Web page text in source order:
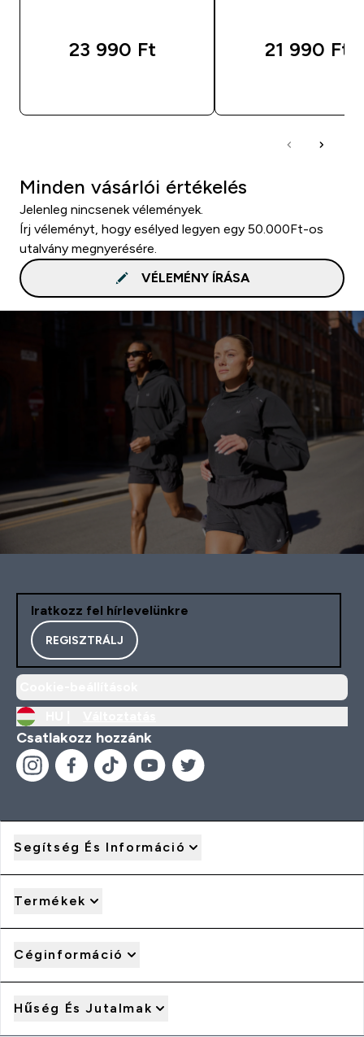
23 990 Ft‎ 21 990 Ft‎
Minden vásárlói értékelés
Jelenleg nincsenek vélemények.
Írj véleményt, hogy esélyed legyen egy 50.000Ft-os
utalvány megnyerésére.
VÉLEMÉNY ÍRÁSA
Iratkozz fel hírlevelünkre
REGISZTRÁLJ
Csatlakozz hozzánk
Segítség És Információ
Termékek
Céginformáció
Hűség És Jutalmak